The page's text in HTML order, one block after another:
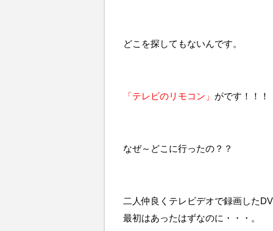
どこを探してもないんです。
「テレビのリモコン」 がです！！！
なぜ～どこに行ったの？？
二人仲良くテレビデオで録画した
最初はあったはずなのに・・・。